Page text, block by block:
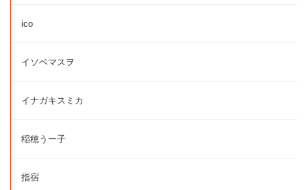
ico
イソベマスヲ
イナガキスミカ
稲穂うー子
指宿